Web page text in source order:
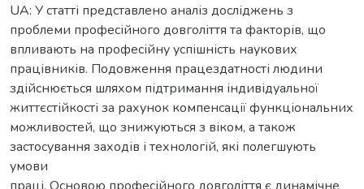
UA: У статті представлено аналіз досліджень з
проблеми професійного довголіття та факторів, що
впливають на професійну успішність наукових
працівників. Подовження працездатності людини
здійснюється шляхом підтримання індивідуальної
життєстійкості за рахунок компенсації функціональних
можливостей, що знижуються з віком, а також
застосування заходів і технологій, які полегшують
умови